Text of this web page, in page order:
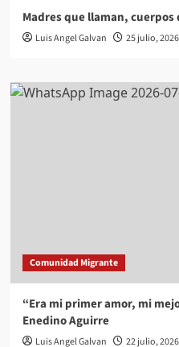
Madres que llaman, cuerpos
Luis Angel Galvan 25 julio, 2026
Comunidad Migrante
“Era mi primer amor, mi
Enedino Aguirre
Luis Angel Galvan 22 julio, 2026